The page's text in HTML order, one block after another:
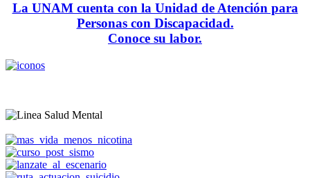
La UNAM cuenta con la Unidad de Atención para
Personas con Discapacidad.
Conoce su labor.